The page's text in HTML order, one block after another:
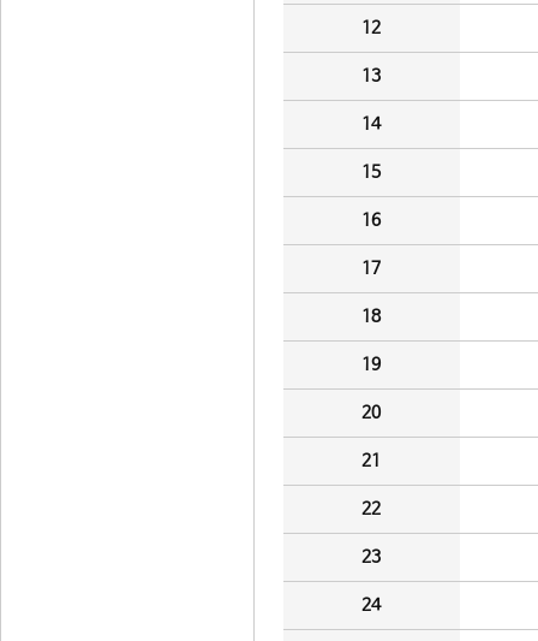
12
13
14
15
16
17
18
19
20
21
22
23
24